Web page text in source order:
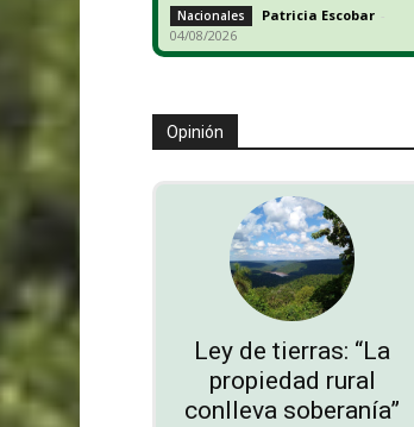
Nacionales Patricia Escobar -
04/08/2026
Opinión
Ley de tierras: “La
propiedad rural
conlleva soberanía”